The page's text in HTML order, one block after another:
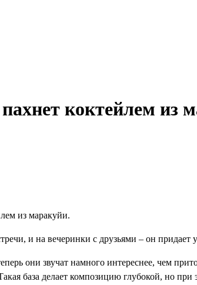
коктейлем из
из маракуйи.
и на вечеринки с друзьями – он придает
они звучат намного интереснее, чем
база делает композицию глубокой, но